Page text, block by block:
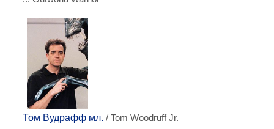
Том Вудрафф мл. / Tom Woodruff Jr.